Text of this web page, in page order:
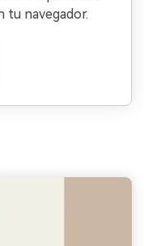
tu navegador.